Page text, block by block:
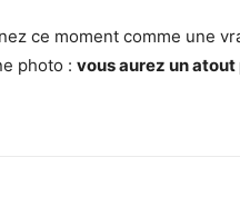
ce moment comme une
photo : vous aurez un